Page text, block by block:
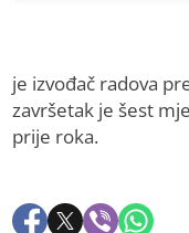
je izvođač radova
završetak je šest
prije roka.